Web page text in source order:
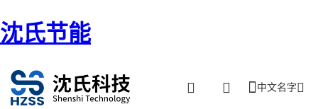
沈氏节能
中文名字